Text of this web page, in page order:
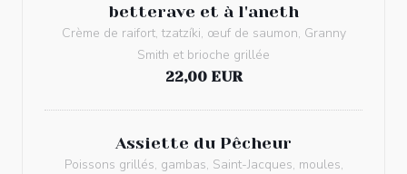
betterave et à l'aneth
Crème de raifort, tzatzíki, œuf de saumon, Granny
Smith et brioche grillée
22,00 EUR
Assiette du Pêcheur
Poissons grillés, gambas, Saint-Jacques, moules,